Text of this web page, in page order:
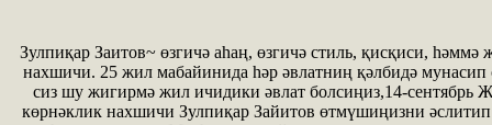
Зулпиқар Заитов~ өзгичә аһаң, өзгичә стиль, қисқиси, һәммә
нахшичи. 25 жил мабайинида һәр әвлатниң қәлбидә
сиз шу жигирмә жил ичидики әвлат болсиңиз,14-сентябрь
көрнәклик нахшичи Зулпиқар Зайитов өтмүшиңизни